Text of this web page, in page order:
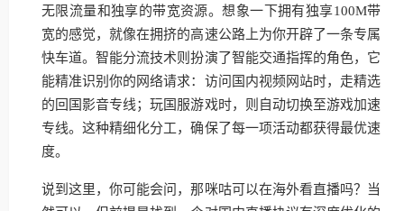
无限流量和独享的带宽资源。想象一下拥有独享100M带
宽的感觉，就像在拥挤的高速公路上为你开辟了一条专属
快车道。智能分流技术则扮演了智能交通指挥的角色，它
能精准识别你的网络请求：访问国内视频网站时，走精选
的回国影音专线；玩国服游戏时，则自动切换至游戏加速
专线。这种精细化分工，确保了每一项活动都获得最优速
度。
说到这里，你可能会问，那咪咕可以在海外看直播吗？当